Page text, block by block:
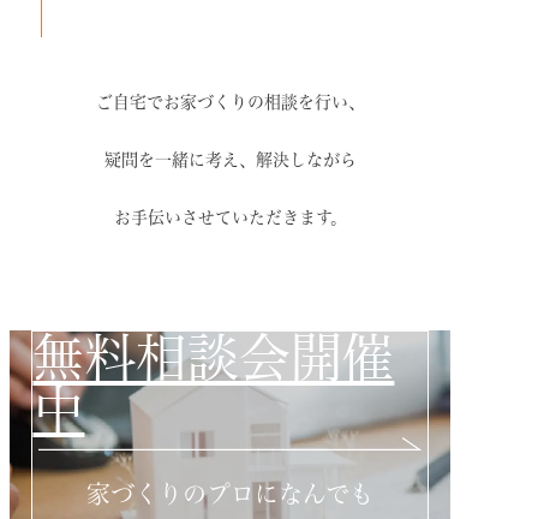
ご自宅でお家づくりの相談を行い、
疑問を一緒に考え、解決しながら
お手伝いさせていただきます。
無料相談会開催
中
家づくりのプロになんでも